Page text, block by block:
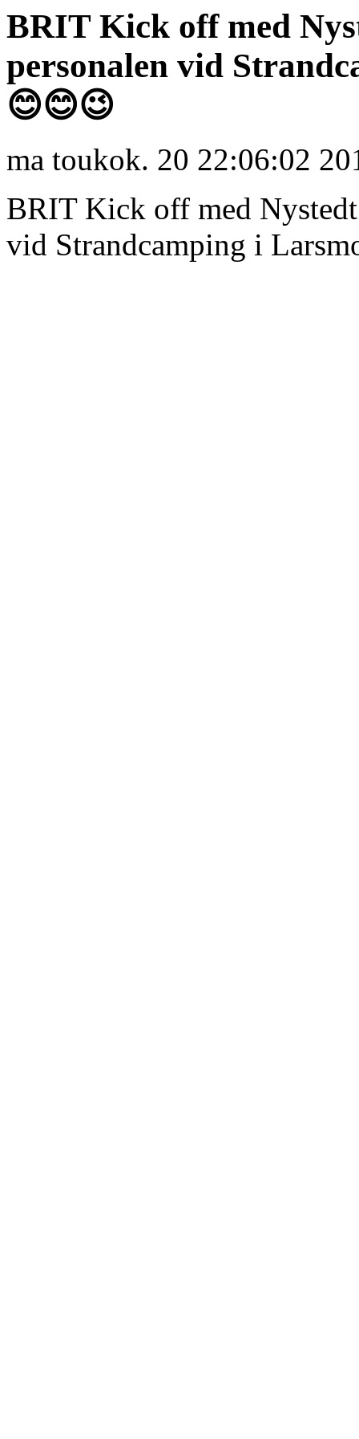
BRIT Kick off med
personalen vid
😊😊😉
ma toukok. 20 22:06:02
BRIT Kick off med
vid Strandcamping i